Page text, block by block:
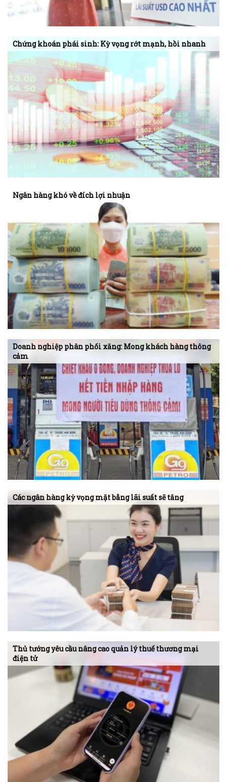
Chứng khoán phái sinh: Kỳ vọng rớt mạnh, hồi nhanh
Ngân hàng khó về đích lợi nhuận
Doanh nghiệp phân phối xăng: Mong khách hàng thông
cảm
Các ngân hàng kỳ vọng mặt bằng lãi suất sẽ tăng
Thủ tướng yêu cầu nâng cao quản lý thuế thương mại
điện tử